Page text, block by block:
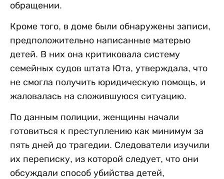
обращении.
Кроме того, в доме были обнаружены записи,
предположительно написанные матерью
детей. В них она критиковала систему
семейных судов штата Юта, утверждала, что
не смогла получить юридическую помощь, и
жаловалась на сложившуюся ситуацию.
По данным полиции, женщины начали
готовиться к преступлению как минимум за
пять дней до трагедии. Следователи изучили
их переписку, из которой следует, что они
обсуждали способ убийства детей,